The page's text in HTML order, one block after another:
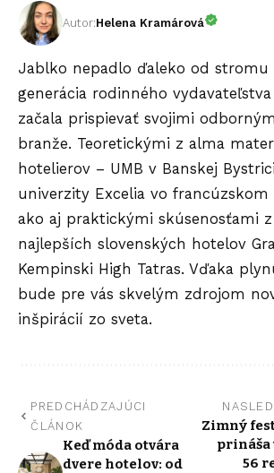
Autor:Helena Kramárová
Jablko nepadlo ďaleko od
generácia rodinného
začala prispievať svojimi
branže. Teoretickými z alma
hotelierov – UMB v Banskej
univerzity Excelia vo francúzskom
ako aj praktickými skúsenosťami
najlepších slovenských hotelov
Kempinski High Tatras. Vďaka
bude pre vás skvelým zdrojom
inšpirácií zo sveta.
PREDCHÁDZAJÚCI
ČLÁNOK
Keď móda otvára
dvere hotelov: od
Zimný
56